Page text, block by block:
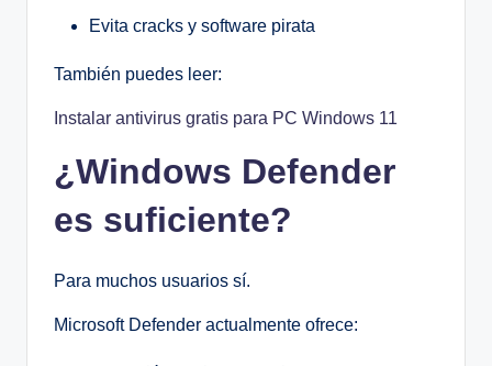
Evita cracks y software pirata
También puedes leer:
Instalar antivirus gratis para PC Windows 11
¿Windows Defender
es suficiente?
Para muchos usuarios sí.
Microsoft Defender actualmente ofrece: